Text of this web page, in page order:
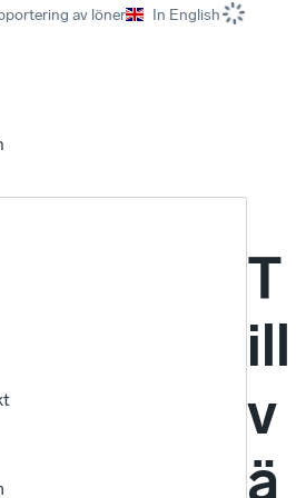
av löner In English
T
ill
v
ä